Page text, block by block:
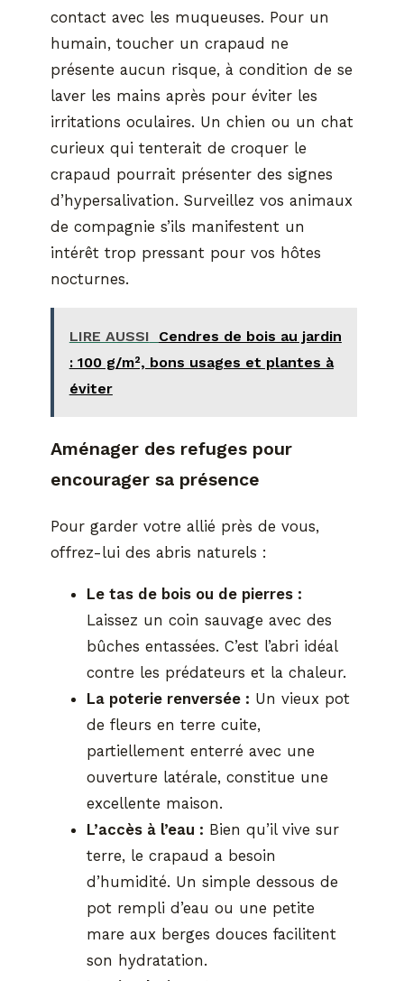
contact avec les muqueuses. Pour un
humain, toucher un crapaud ne
présente aucun risque, à condition de se
laver les mains après pour éviter les
irritations oculaires. Un chien ou un chat
curieux qui tenterait de croquer le
crapaud pourrait présenter des signes
d’hypersalivation. Surveillez vos animaux
de compagnie s’ils manifestent un
intérêt trop pressant pour vos hôtes
nocturnes.
LIRE AUSSI
Cendres de bois au jardin
: 100 g/m², bons usages et plantes à
éviter
Aménager des refuges pour
encourager sa présence
Pour garder votre allié près de vous,
offrez-lui des abris naturels :
Le tas de bois ou de pierres :
Laissez un coin sauvage avec des
bûches entassées. C’est l’abri idéal
contre les prédateurs et la chaleur.
La poterie renversée : Un vieux pot
de fleurs en terre cuite,
partiellement enterré avec une
ouverture latérale, constitue une
excellente maison.
L’accès à l’eau : Bien qu’il vive sur
terre, le crapaud a besoin
d’humidité. Un simple dessous de
pot rempli d’eau ou une petite
mare aux berges douces facilitent
son hydratation.